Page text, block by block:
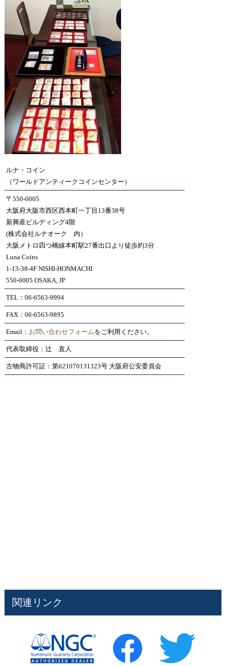
ルナ・コイン
（ワールドアンティークコインセンター）
〒550-0005
大阪府大阪市西区西本町一丁目13番38号
新興産ビルディング4階
(株式会社ルナオーク 内）
大阪メトロ四つ橋線本町駅27番出口より徒歩約3分
Luna Coins
1-13-38-4F NISHI-HONMACHI
550-0005 OSAKA, JP
TEL：06-6563-9994
FAX：06-6563-9895
Email： お問い合わせフォームをご利用ください。
代表取締役：辻 直人
古物商許可証：第621070131323号 大阪府公安委員会
関連リンク